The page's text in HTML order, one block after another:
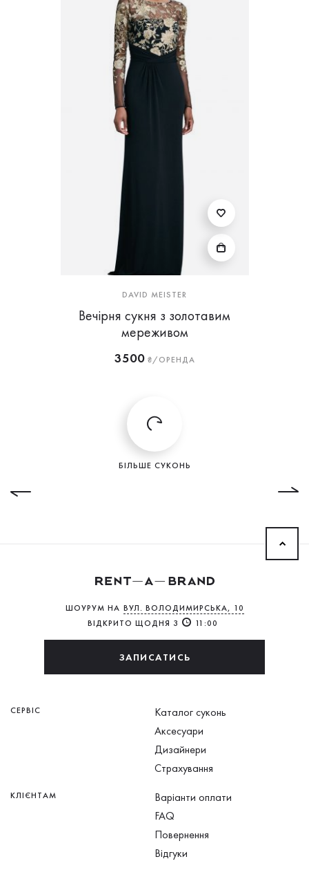
DAVID MEISTER
Вечірня сукня з золотавим
мереживом
3500₴/ОРЕНДА
БІЛЬШЕ СУКОНЬ
ШОУРУМ НА ВУЛ. ВОЛОДИМИРСЬКА, 10
ВІДКРИТО ЩОДНЯ З
11:00
ЗАПИСАТИСЬ
СЕРВІС
Каталог суконь
Аксесуари
Дизайнери
Страхування
КЛІЄНТАМ
Варіанти оплати
FAQ
Повернення
Відгуки